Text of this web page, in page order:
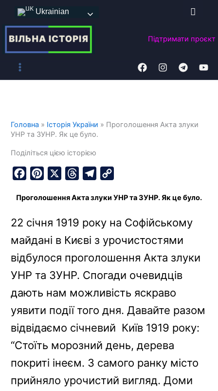
Перейти
вмісту
Ukrainian
Підтримати проєкт
Головна » Історія України » Проголошення Акта злуки
УНР та ЗУНР. Як це було.
Поділіться цією історією
c
b
o
o
n
e
r
e
t
r
a
d
s
l
g
r
a
p
L
i
n
Проголошення Акта злуки УНР та ЗУНР. Як це було.
22 січня 1919 року на Софійському
майдані в Києві з урочистостями
відбулося проголошення Акта злуки
УНР та ЗУНР. Спогади очевидців
дають нам можливість яскраво
уявити події того дня. Давайте разом
відвідаємо січневий Київ 1919 року:
“Стоїть морозний день, дерева
покриті інеєм. З самого ранку місто
прийняло урочистий вигляд. Доми